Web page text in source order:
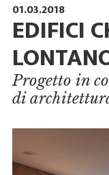
01.03.2018
EDIFICI
Progetto in
di